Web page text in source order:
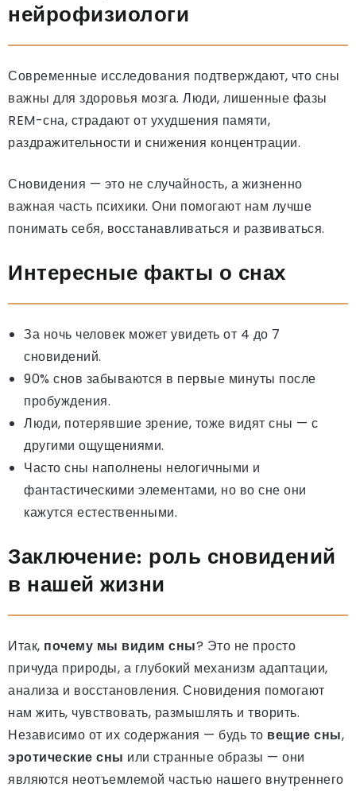
нейрофизиологи
Современные исследования подтверждают, что сны
важны для здоровья мозга. Люди, лишенные фазы
REM-сна, страдают от ухудшения памяти,
раздражительности и снижения концентрации.
Сновидения — это не случайность, а жизненно
важная часть психики. Они помогают нам лучше
понимать себя, восстанавливаться и развиваться.
Интересные факты о снах
За ночь человек может увидеть от 4 до 7
сновидений.
90% снов забываются в первые минуты после
пробуждения.
Люди, потерявшие зрение, тоже видят сны — с
другими ощущениями.
Часто сны наполнены нелогичными и
фантастическими элементами, но во сне они
кажутся естественными.
Заключение: роль сновидений
в нашей жизни
Итак, почему мы видим сны? Это не просто
причуда природы, а глубокий механизм адаптации,
анализа и восстановления. Сновидения помогают
нам жить, чувствовать, размышлять и творить.
Независимо от их содержания — будь то вещие сны,
эротические сны или странные образы — они
являются неотъемлемой частью нашего внутреннего